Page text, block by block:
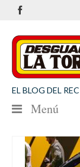
EL BLOG DEL
Menú
NOTICIAS